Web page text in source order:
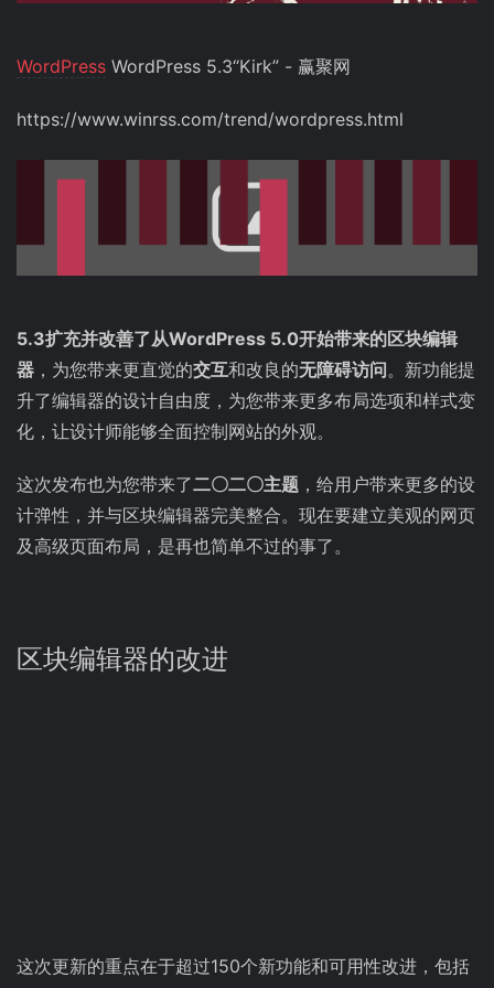
WordPress WordPress 5.3“Kirk” - 赢聚网
https://www.winrss.com/trend/wordpress.html
5.3扩充并改善了从WordPress 5.0开始带来的区块编辑
器 ，为您带来更直觉的交互和改良的无障碍访问。新功能提
升了编辑器的设计自由度，为您带来更多布局选项和样式变
化，让设计师能够全面控制网站的外观。
这次发布也为您带来了二〇二〇主题 ，给用户带来更多的设
计弹性，并与区块编辑器完美整合。现在要建立美观的网页
及高级页面布局，是再也简单不过的事了。
区块编辑器的改进
这次更新的重点在于超过150个新功能和可用性改进，包括